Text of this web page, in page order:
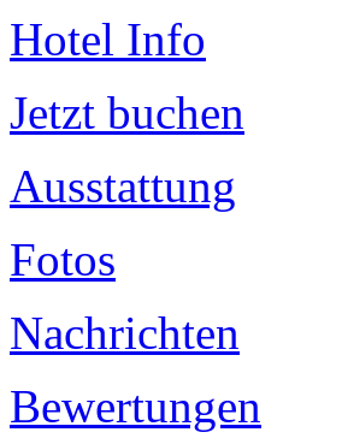
Hotel Info
Jetzt buchen
Ausstattung
Fotos
Nachrichten
Bewertungen